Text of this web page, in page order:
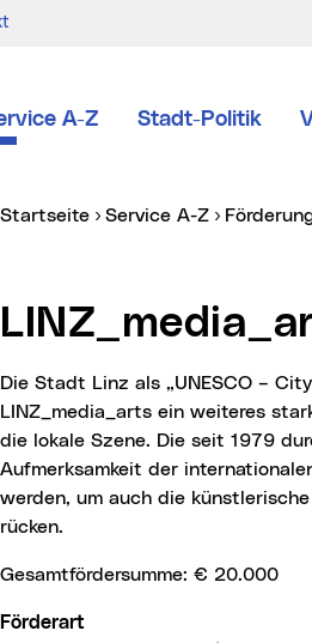
A-Z Stadt-Politik
Sie sind hier:
Startseite Service A-Z
Die Stadt Linz als „UNESCO – City of Media Arts“ setzt mit dem Sonderförderprogramm
LINZ_media_arts ein weiteres
die lokale Szene. Die seit 1979
Aufmerksamkeit der
werden, um auch die
rücken.
Gesamtfördersumme: € 20.000
Förderart